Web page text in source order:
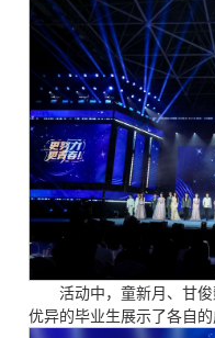
活动中，童新月、甘
优异的毕业生展示了各自的